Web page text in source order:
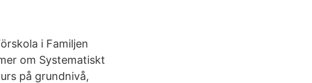
i Familjen
om Systematiskt
på grundnivå,